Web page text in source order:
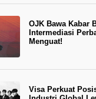
OJK Bawa Kabar
Intermediasi
Menguat!
Visa Perkuat